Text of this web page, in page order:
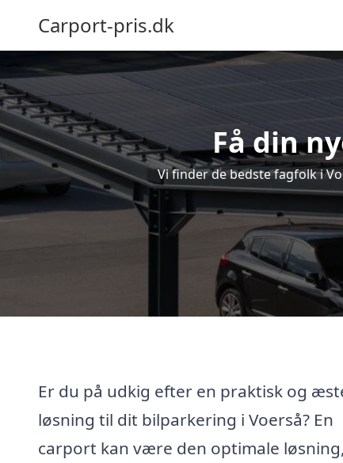
Carport-pris.dk
Få din
Vi finder de bedste fagfolk i
Er du på udkig efter en praktisk og
løsning til dit bilparkering i Voerså? En
carport kan være den optimale